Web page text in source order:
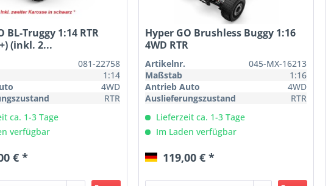
BL-Truggy 1:14 RTR
(inkl. 2...
081-22758
1:14
4WD
RTR
ca. 1-3 Tage
verfügbar
€ *
Hyper GO Brushless Buggy 1:16
4WD RTR
Artikelnr.
045-MX-16213
Maßstab
1:16
Antrieb Auto
4WD
Auslieferungszustand
RTR
Lieferzeit ca. 1-3 Tage
Im Laden verfügbar
119,00 € *